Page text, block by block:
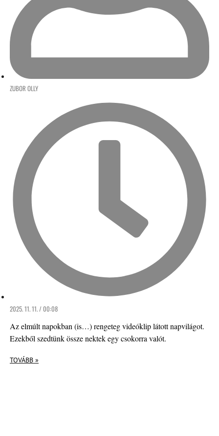
ZUBOR OLLY
2025. 11. 11. / 00:08
Az elmúlt napokban (is…) rengeteg videóklip látott napvilágot.
Ezekből szedtünk össze nektek egy csokorra valót.
TOVÁBB »